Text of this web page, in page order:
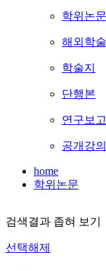
학위논문
해외학
학술지
단행본
연구보
공개강의
home
학위논문
검색결과 좁혀 보기
선택해제